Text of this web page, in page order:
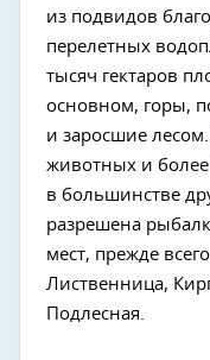
из подвидов
перелетных
тысяч гектаров
основном, горы,
и заросшие
животных и более
в большинстве
разрешена
мест, прежде
Лиственница,
Подлесная.